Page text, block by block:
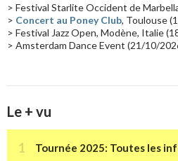
> Festival Starlite Occident de
> Concert au Poney Club, Toulouse
> Festival Jazz Open, Modène, Italie
> Amsterdam Dance Event (21/10/
Le + vu